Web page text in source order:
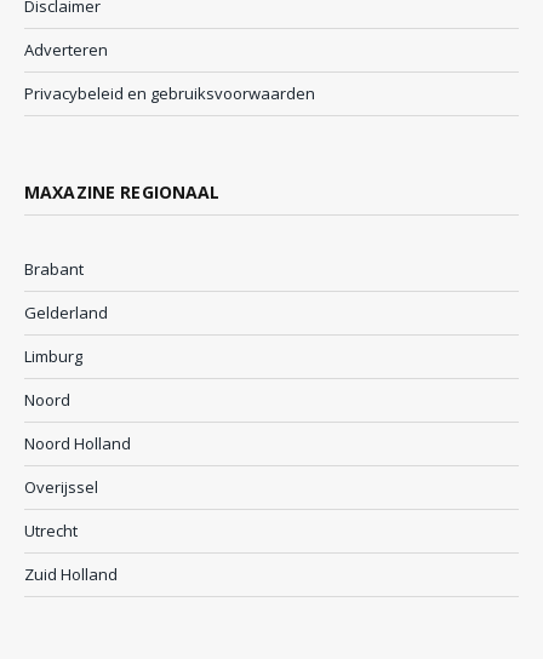
Disclaimer
Adverteren
Privacybeleid en gebruiksvoorwaarden
MAXAZINE REGIONAAL
Brabant
Gelderland
Limburg
Noord
Noord Holland
Overijssel
Utrecht
Zuid Holland